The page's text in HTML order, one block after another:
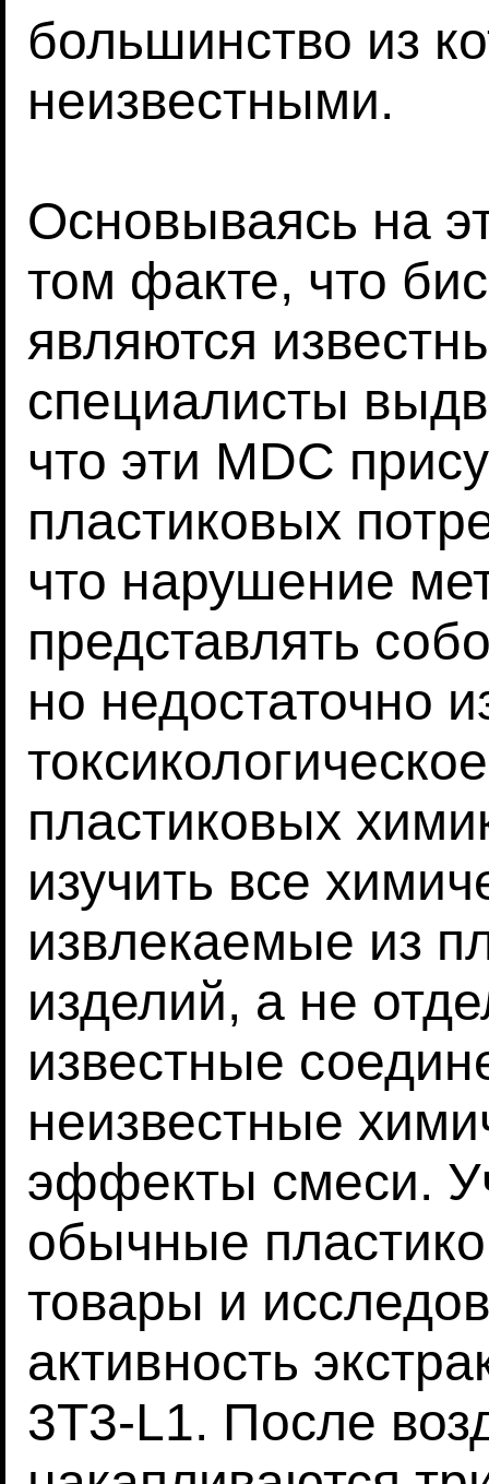
большинство из
неизвестными.
Основываясь на
том факте, что
являются
специалисты
что эти MDC
пластиковых
что нарушение
представлять
но недостаточно
пластиковых
изучить все
извлекаемые из
изделий, а не
известные
неизвестные
эффекты смеси.
обычные
товары и
активность
3T3-L1. После